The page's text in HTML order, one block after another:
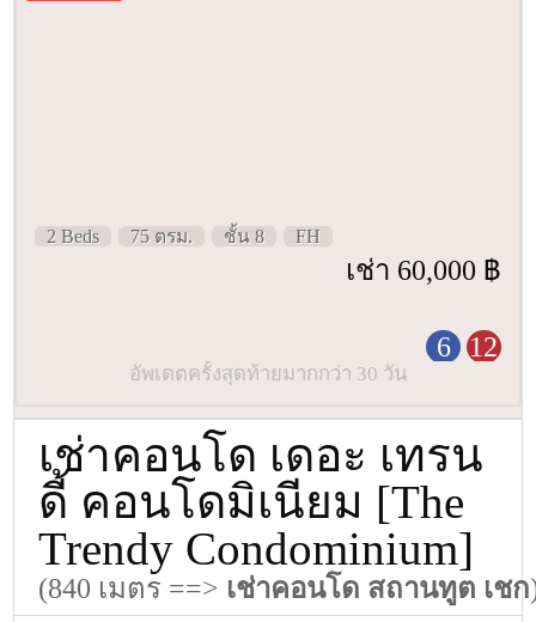
2 Beds 75 ตรม. ชั้น 8 FH
เช่า 60,000 ฿
6 12
อัพเดตครั้งสุดท้ายมากกว่า 30 วัน
เช่าคอนโด เดอะ เทรน
ดี้ คอนโดมิเนียม [The
Trendy Condominium]
(840 เมตร ==> เช่าคอนโด สถานทูต เชก